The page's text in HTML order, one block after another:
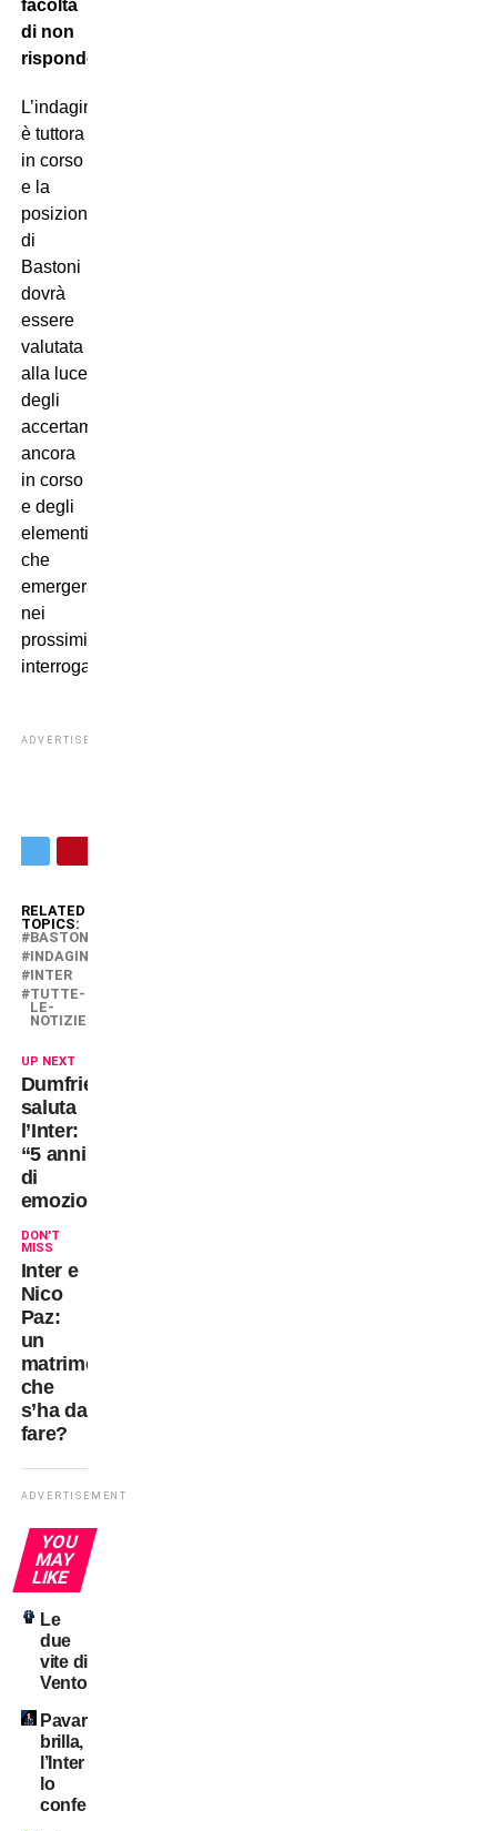
facoltà
di non
rispondere
L’indagine
è tuttora
in corso
e la
posizione
di
Bastoni
dovrà
essere
valutata
alla luce
degli
accertamenti
ancora
in corso
e degli
elementi
che
emergeranno
nei
prossimi
interrogatori.
ADVERTISEMENT
RELATED
TOPICS:
BASTONI
INDAGINE
INTER
TUTTE-
LE-
NOTIZIE
UP NEXT
Dumfries
saluta
l’Inter:
“5 anni
di
emozioni”
DON'T
MISS
Inter e
Nico
Paz:
un
matrimonio
che
s’ha da
fare?
ADVERTISEMENT
YOU
MAY
LIKE
Le
due
vite di
Ventola
Pavard
brilla,
l’Inter
lo
conferma?